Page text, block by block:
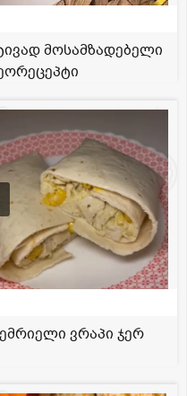
მოსამზადებელი
ვრაპი ჯერ